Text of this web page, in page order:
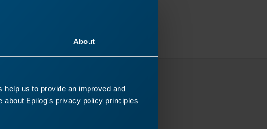
About
help us to provide an improved and
about Epilog's privacy policy principles
láser